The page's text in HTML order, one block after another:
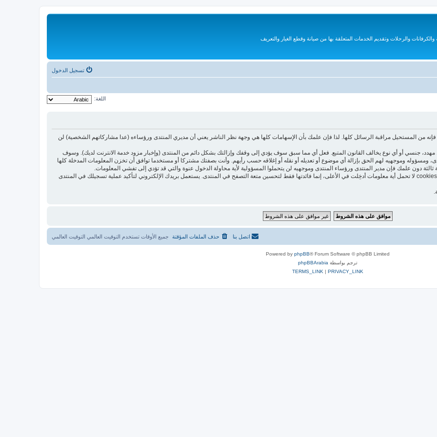
والرحلات وتقديم الخدمات المتعلقة بها من صيانة وقطع الغيار والتعريف
تسجيل الدخول
اللغة:
من المستحيل مراقبة الرسائل كلها. لذا فإن علمك بأن الإسهامات كلها هي وجهة نظر الناشر يعني أن مديري المنتدى ورؤساءه (عدا مشاركاتهم الشخصية) لن
جنسي أو أي نوع يخالف القانون المتبع. فعل أي مما سبق سوف يؤدي إلى وقفك وإزالتك بشكل دائم من المنتدى (وإخبار مزود خدمة الانترنت لديك). وسوف
ومسؤوله وموجهيه لهم الحق بإزالة أي موضوع أو تعديله أو نقله أو إغلاقه حسب رأيهم. وأنت بصفتك مشتركا أو مستخدما توافق أن تخزن المعلومات المدخلة كلها
دون علمك فإن مدير المنتدى ورؤساء المنتدى وموجهيه لن يتحملوا المسؤولية لأية محاولة الدخول عنوة والتي قد تؤدي إلى تفشي المعلومات.
هذا المنتدى يستعمل الـ cookies لتخزين معلومات على جهازك. هذه الـ cookies لا تحمل أية معلومات أدخِلت في الأعلى، إنما فائدتها فقط لتحسين متعة التصفح في المنتدى. يستعمل بريدك الإلكتروني لتأكيد عملية تسجيلك في المنتدى
جميع الأوقات تستخدم التوقيت العالمي التوقيت العالمي حذف الملفات المؤقتة اتصل بنا
Powered by phpBB® Forum Software © phpBB Limited
ترجم بواسطة phpBBArabia
PRIVACY_LINK
|
TERMS_LINK